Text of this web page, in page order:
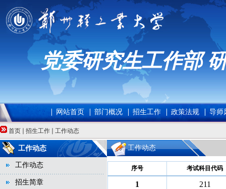
党委研究生工作部
网站首页 部门概况 招生工作 政策法规 导师
首页 招生工作 工作动态
工作动态
工作动态
招生简章
工作动态
序号 考试科目代码
1
211